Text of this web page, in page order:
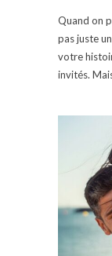
Quand on
pas juste
votre
invités.